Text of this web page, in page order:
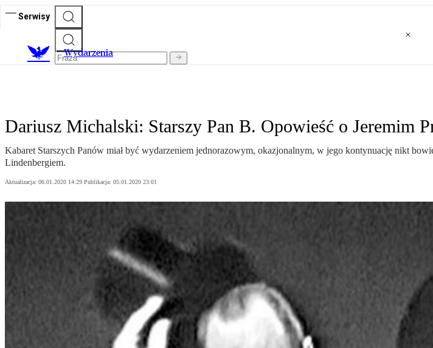
Serwisy
Wydarzenia
Dariusz Michalski: Starszy Pan B. Opowieść o Jeremim
Kabaret Starszych Panów miał być wydarzeniem jednorazowym, okazjonalnym, w jego kontynuację nikt
Lindenbergiem.
Aktualizacja: 06.01.2020 14:29 Publikacja: 05.01.2020 23:01